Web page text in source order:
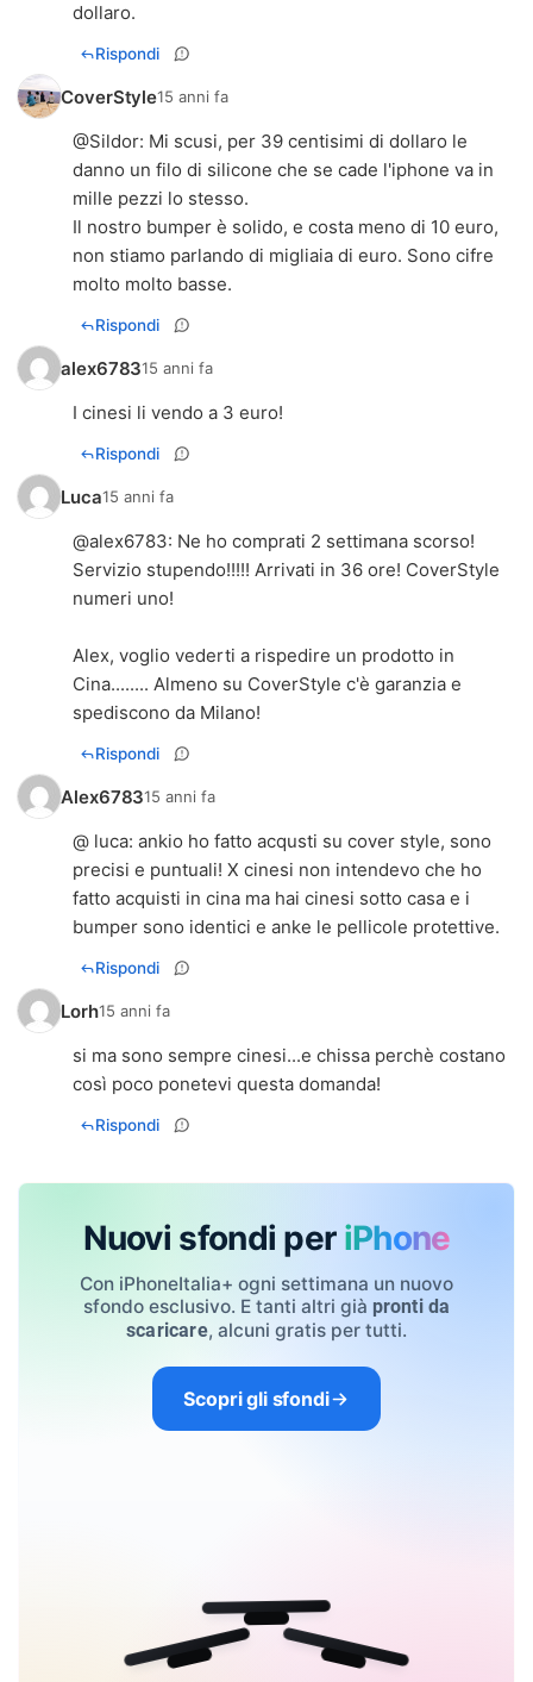
dollaro.
Rispondi
CoverStyle15 anni fa
@Sildor: Mi scusi, per 39 centisimi di dollaro le
danno un filo di silicone che se cade l'iphone va in
mille pezzi lo stesso.
Il nostro bumper è solido, e costa meno di 10 euro,
non stiamo parlando di migliaia di euro. Sono cifre
molto molto basse.
Rispondi
alex678315 anni fa
I cinesi li vendo a 3 euro!
Rispondi
Luca15 anni fa
@alex6783: Ne ho comprati 2 settimana scorso!
Servizio stupendo!!!!! Arrivati in 36 ore! CoverStyle
numeri uno!
Alex, voglio vederti a rispedire un prodotto in
Cina........ Almeno su CoverStyle c'è garanzia e
spediscono da Milano!
Rispondi
Alex678315 anni fa
@ luca: ankio ho fatto acqusti su cover style, sono
precisi e puntuali! X cinesi non intendevo che ho
fatto acquisti in cina ma hai cinesi sotto casa e i
bumper sono identici e anke le pellicole protettive.
Rispondi
Lorh15 anni fa
si ma sono sempre cinesi...e chissa perchè costano
così poco ponetevi questa domanda!
Rispondi
Nuovi sfondi per iPhone
Con iPhoneItalia+ ogni settimana un nuovo
sfondo esclusivo. E tanti altri già pronti da
scaricare, alcuni gratis per tutti.
Scopri gli sfondi